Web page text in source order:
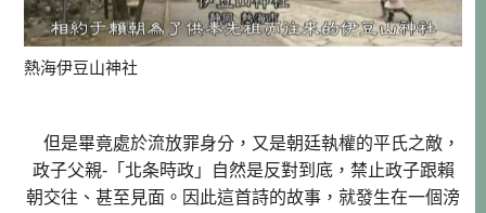
熱海伊豆山神社
但是畢竟處於流放罪身分，又是朝廷執權的平氏之敵，
政子父親-「北条時政」自然是反對到底，禁止政子跟賴
朝交往、甚至見面。因此這首詩的故事，就發生在一個滂